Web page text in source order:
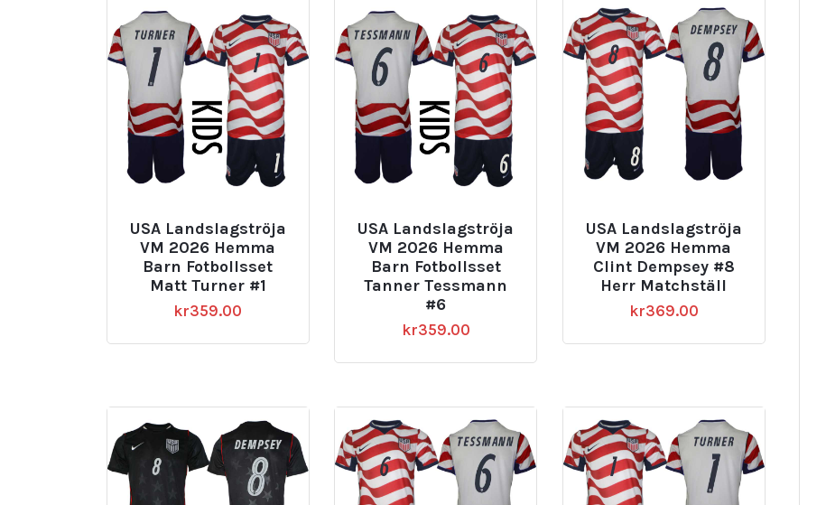
USA Landslagströja
VM 2026 Hemma
Barn Fotbollsset
Matt Turner #1
kr359.00
USA Landslagströja
VM 2026 Hemma
Barn Fotbollsset
Tanner Tessmann
#6
kr359.00
USA Landslagströja
VM 2026 Hemma
Clint Dempsey #8
Herr Matchställ
kr369.00